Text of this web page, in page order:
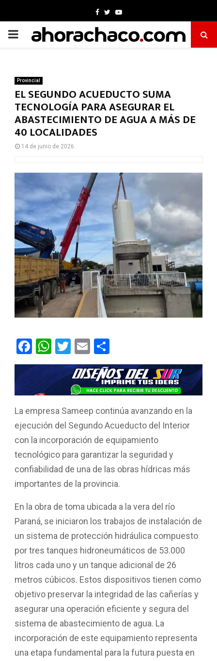
Facebook
TwitterYoutube
PRIMARY
Provincial
EL SEGUNDO ACUEDUCTO SUMA
TECNOLOGÍA PARA ASEGURAR EL
ABASTECIMIENTO DE AGUA A MÁS DE
40 LOCALIDADES
14 de junio de 2026
F
a
ce
b
o
o
k
W
h
at
s
A
p
p
T
wi
tt
er
E
m
ail
o
m
p
ar
tir
La empresa Sameep continúa avanzando en la
ejecución del Segundo Acueducto del Interior
con la incorporación de equipamiento
tecnológico para garantizar la seguridad y
confiabilidad de una de las obras hídricas más
importantes de la provincia.
En la obra de toma ubicada a la vera del río
Paraná, se iniciaron los trabajos de instalación de
un sistema de protección hidráulica compuesto
por tres tanques hidroneumáticos de 53.000
litros cada uno y un tanque adicional de 26
metros cúbicos. Estos dispositivos tienen como
objetivo preservar la integridad de las cañerías y
asegurar una operación eficiente y segura del
sistema de abastecimiento de agua. La
incorporación de este equipamiento representa
una etapa fundamental para la futura puesta en